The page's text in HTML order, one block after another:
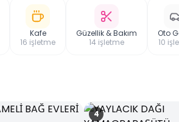
Kafe
16 işletme
Güzellik & Bakım
14 işletme
Oto
10
4